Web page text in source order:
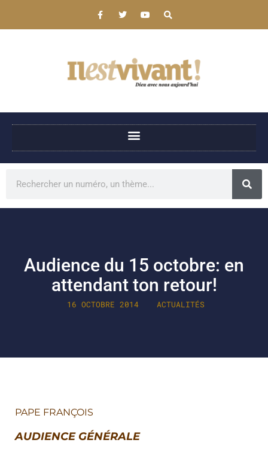
Audience du 15 octobre: en
attendant ton retour!
16 OCTOBRE 2014 ACTUALITÉS
PAPE FRANÇOIS
AUDIENCE GÉNÉRALE